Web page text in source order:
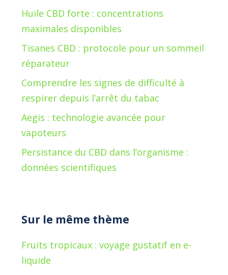
Huile CBD forte : concentrations
maximales disponibles
Tisanes CBD : protocole pour un sommeil
réparateur
Comprendre les signes de difficulté à
respirer depuis l’arrêt du tabac
Aegis : technologie avancée pour
vapoteurs
Persistance du CBD dans l’organisme :
données scientifiques
Sur le même thème
Fruits tropicaux : voyage gustatif en e-
liquide